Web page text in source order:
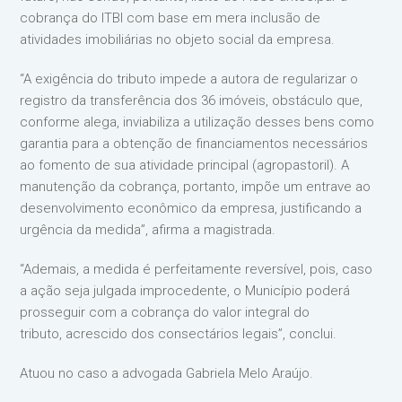
cobrança do ITBI com base em mera inclusão de
atividades imobiliárias no objeto social da empresa.
“A exigência do tributo impede a autora de regularizar o
registro da transferência dos 36 imóveis, obstáculo que,
conforme alega, inviabiliza a utilização desses bens como
garantia para a obtenção de financiamentos necessários
ao fomento de sua atividade principal (agropastoril). A
manutenção da cobrança, portanto, impõe um entrave ao
desenvolvimento econômico da empresa, justificando a
urgência da medida”, afirma a magistrada.
“Ademais, a medida é perfeitamente reversível, pois, caso
a ação seja julgada improcedente, o Município poderá
prosseguir com a cobrança do valor integral do
tributo, acrescido dos consectários legais”, conclui.
Atuou no caso a advogada Gabriela Melo Araújo.